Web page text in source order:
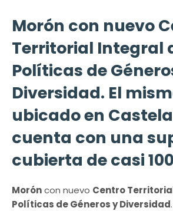
Morón con nuevo
Territorial Integral
Políticas de
Diversidad. El
ubicado en
cuenta con una
cubierta de casi
Moróncon nuevo Centro
Políticas de Géneros y Diversidad